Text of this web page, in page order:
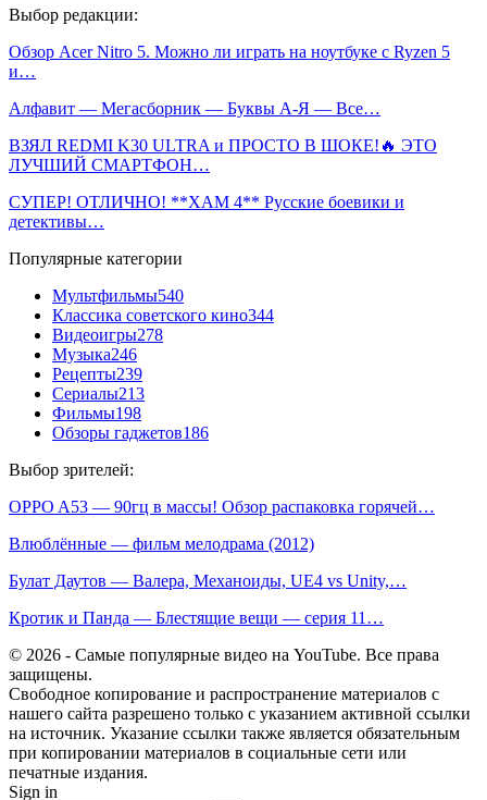
Выбор редакции:
Обзор Acer Nitro 5. Можно ли играть на ноутбуке с Ryzen 5
и…
Алфавит — Мегасборник — Буквы А-Я — Все…
ВЗЯЛ REDMI K30 ULTRA и ПРОСТО В ШОКЕ!🔥 ЭТО
ЛУЧШИЙ СМАРТФОН…
СУПЕР! ОТЛИЧНО! **ХАМ 4** Русские боевики и
детективы…
Популярные категории
Мультфильмы540
Классика советского кино344
Видеоигры278
Музыка246
Рецепты239
Сериалы213
Фильмы198
Обзоры гаджетов186
Выбор зрителей:
OPPO A53 — 90гц в массы! Обзор распаковка горячей…
Влюблённые — фильм мелодрама (2012)
Булат Даутов — Валера, Механоиды, UE4 vs Unity,…
Кротик и Панда — Блестящие вещи — серия 11…
© 2026 - Самые популярные видео на YouTube. Все права
защищены.
Свободное копирование и распространение материалов с
нашего сайта разрешено только с указанием активной ссылки
на источник. Указание ссылки также является обязательным
при копировании материалов в социальные сети или
печатные издания.
Sign in